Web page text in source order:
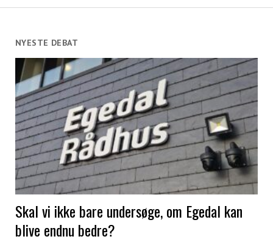
NYESTE DEBAT
Skal vi ikke bare undersøge, om Egedal kan
blive endnu bedre?